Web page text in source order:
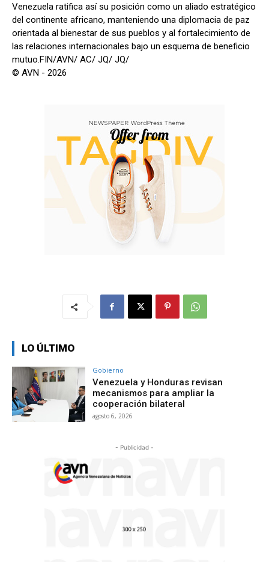
Venezuela ratifica así su posición como un aliado estratégico
del continente africano, manteniendo una diplomacia de paz
orientada al bienestar de sus pueblos y al fortalecimiento de
las relaciones internacionales bajo un esquema de beneficio
mutuo.FIN/AVN/ AC/ JQ/ JQ/
© AVN - 2026
LO ÚLTIMO
Gobierno
Venezuela y Honduras revisan
mecanismos para ampliar la
cooperación bilateral
agosto 6, 2026
- Publicidad -